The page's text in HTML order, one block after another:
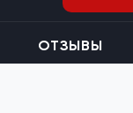
ОТЗЫВЫ